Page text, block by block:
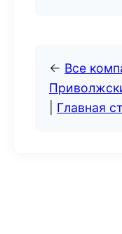
← Все
Главная